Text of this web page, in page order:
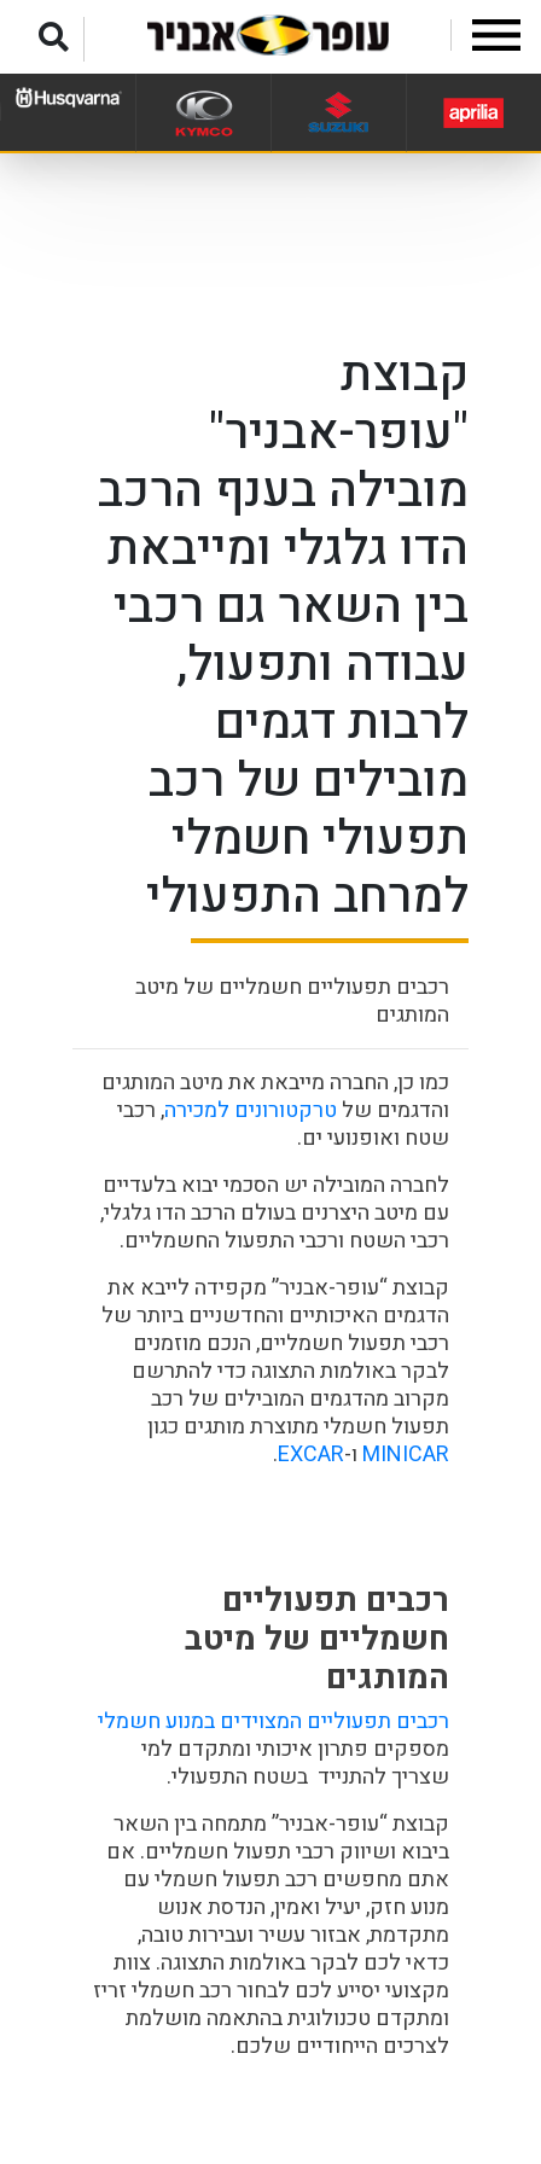
קבוצת
"עופר-אבניר"
מובילה בענף הרכב
הדו גלגלי ומייבאת
בין השאר גם רכבי
עבודה ותפעול,
לרבות דגמים
מובילים של רכב
תפעולי חשמלי
למרחב התפעולי
רכבים תפעוליים חשמליים של מיטב
המותגים
כמו כן, החברה מייבאת את מיטב המותגים
והדגמים של טרקטורונים למכירה, רכבי
שטח ואופנועי ים.
לחברה המובילה יש הסכמי יבוא בלעדיים
עם מיטב היצרנים בעולם הרכב הדו גלגלי,
רכבי השטח ורכבי התפעול החשמליים.
קבוצת “עופר-אבניר” מקפידה לייבא את
הדגמים האיכותיים והחדשניים ביותר של
רכבי תפעול חשמליים, הנכם מוזמנים
לבקר באולמות התצוגה כדי להתרשם
מקרוב מהדגמים המובילים של רכב
תפעול חשמלי מתוצרת מותגים כגון
MINICAR ו-EXCAR
.
רכבים תפעוליים
חשמליים של מיטב
המותגים
רכבים תפעוליים המצוידים במנוע חשמלי
מספקים פתרון איכותי ומתקדם למי
שצריך להתנייד בשטח התפעולי.
קבוצת “עופר-אבניר” מתמחה בין השאר
ביבוא ושיווק רכבי תפעול חשמליים. אם
אתם מחפשים רכב תפעול חשמלי עם
מנוע חזק, יעיל ואמין, הנדסת אנוש
מתקדמת, אבזור עשיר ועבירות טובה,
כדאי לכם לבקר באולמות התצוגה. צוות
מקצועי יסייע לכם לבחור רכב חשמלי זריז
ומתקדם טכנולוגית בהתאמה מושלמת
לצרכים הייחודיים שלכם.